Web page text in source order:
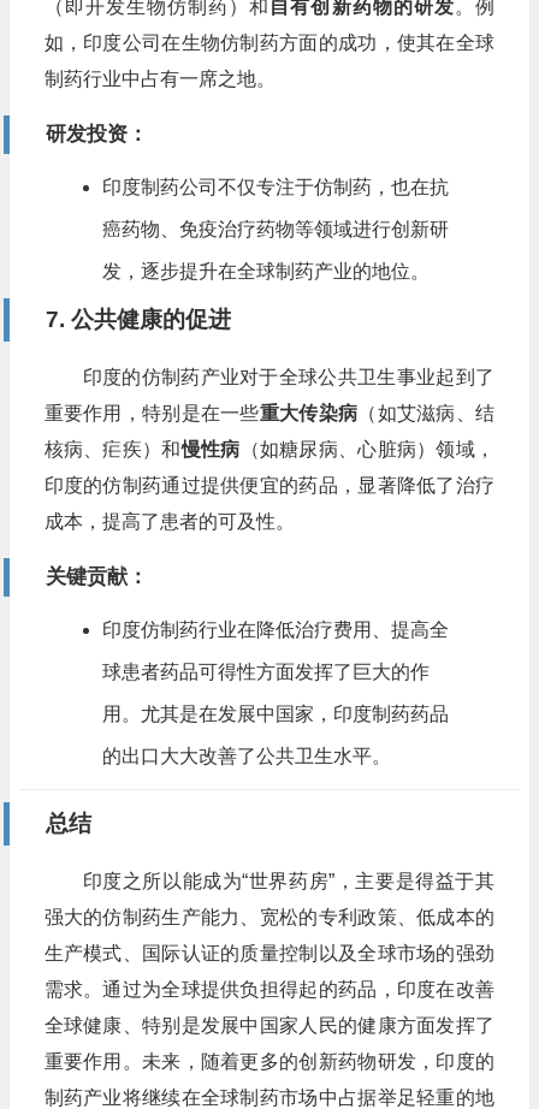
（即开发生物仿制药）和 自有创新药物的研发。例
如，印度公司在生物仿制药方面的成功，使其在全球
制药行业中占有一席之地。
研发投资：
印度制药公司不仅专注于仿制药，也在抗
癌药物、免疫治疗药物等领域进行创新研
发，逐步提升在全球制药产业的地位。
7. 公共健康的促进
印度的仿制药产业对于全球公共卫生事业起到了
重要作用，特别是在一些重大传染病 （如艾滋病、结
核病、疟疾）和慢性病 （如糖尿病、心脏病）领域，
印度的仿制药通过提供便宜的药品，显著降低了治疗
成本，提高了患者的可及性。
关键贡献：
印度仿制药行业在降低治疗费用、提高全
球患者药品可得性方面发挥了巨大的作
用。尤其是在发展中国家，印度制药药品
的出口大大改善了公共卫生水平。
总结
印度之所以能成为“世界药房”，主要是得益于其
强大的仿制药生产能力、宽松的专利政策、低成本的
生产模式、国际认证的质量控制以及全球市场的强劲
需求。通过为全球提供负担得起的药品，印度在改善
全球健康、特别是发展中国家人民的健康方面发挥了
重要作用。未来，随着更多的创新药物研发，印度的
制药产业将继续在全球制药市场中占据举足轻重的地